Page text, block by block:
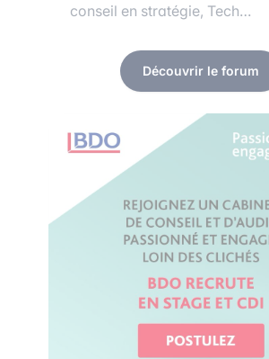
conseil en stratégie, Tech…
Découvrir le forum